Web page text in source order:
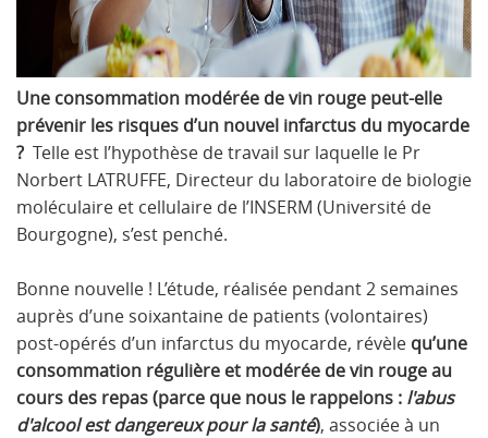
Une consommation modérée de vin rouge peut-elle
prévenir les risques d’un nouvel infarctus du myocarde
? Telle est l’hypothèse de travail sur laquelle le Pr
Norbert LATRUFFE, Directeur du laboratoire de biologie
moléculaire et cellulaire de l’INSERM (Université de
Bourgogne), s’est penché.
Bonne nouvelle ! L’étude, réalisée pendant 2 semaines
auprès d’une soixantaine de patients (volontaires)
post-opérés d’un infarctus du myocarde, révèle qu’une
consommation régulière et modérée de vin rouge au
cours des repas (parce que nous le rappelons : l'abus
d'alcool est dangereux pour la santé), associée à un